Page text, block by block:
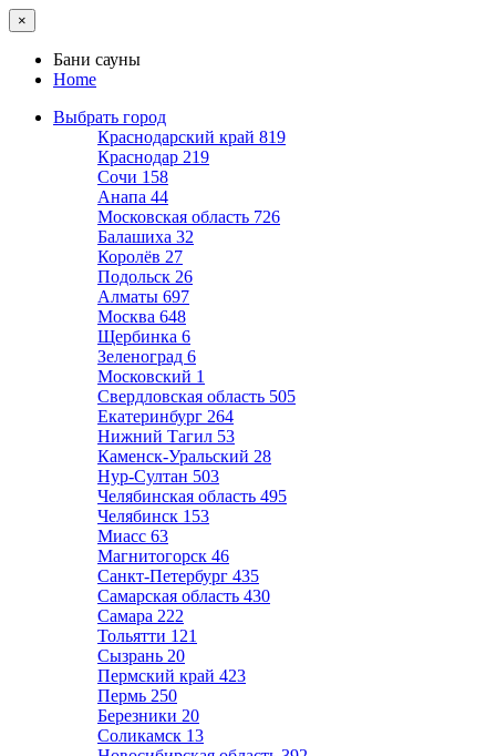
×
Бани сауны
Home
Выбрать город
Краснодарский край 819
Краснодар 219
Сочи 158
Анапа 44
Московская область 726
Балашиха 32
Королёв 27
Подольск 26
Алматы 697
Москва 648
Щербинка 6
Зеленоград 6
Московский 1
Свердловская область 505
Екатеринбург 264
Нижний Тагил 53
Каменск-Уральский 28
Нур-Султан 503
Челябинская область 495
Челябинск 153
Миасс 63
Магнитогорск 46
Санкт-Петербург 435
Самарская область 430
Самара 222
Тольятти 121
Сызрань 20
Пермский край 423
Пермь 250
Березники 20
Соликамск 13